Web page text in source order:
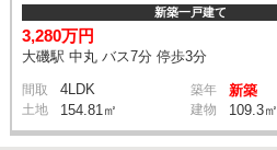
新築一戸建て
3,280万円
大磯駅 中丸 バス7分 停歩3分
間取 4LDK 築年 新築
土地 154.81㎡ 建物 109.3㎡